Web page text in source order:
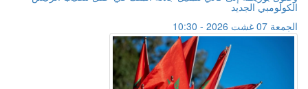
الكولومبي الجديد
الجمعة 07 غشت 2026 - 10:30